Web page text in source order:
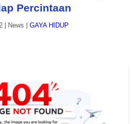
Percintaan
News GAYA HIDUP